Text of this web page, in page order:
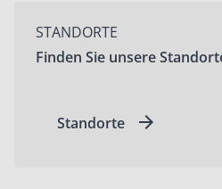
STANDORTE
Finden Sie unsere
Standorte